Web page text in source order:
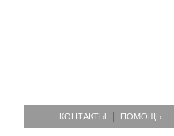
КОНТАКТЫ ПОМОЩЬ